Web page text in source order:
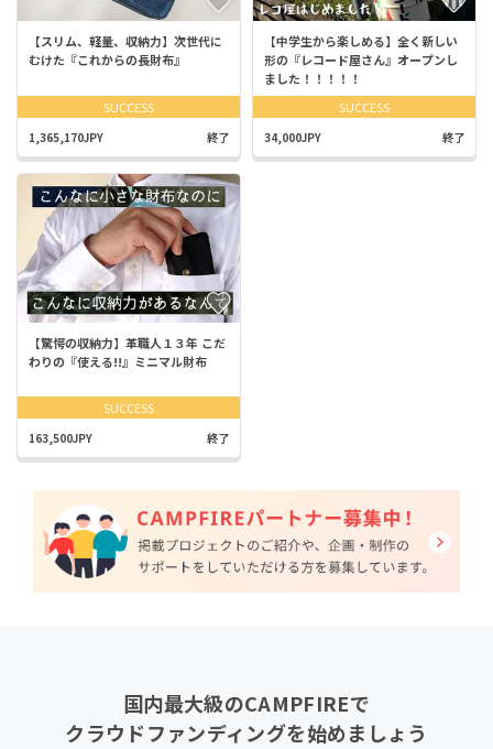
【スリム、軽量、収納力】次世代に
むけた『これからの長財布』
SUCCESS
1,365,170JPY 終了
【中学生から楽しめる】全く新しい
形の『レコード屋さん』オープンし
ました！！！！！
SUCCESS
34,000JPY 終了
【驚愕の収納力】革職人１３年 こだ
わりの『使える!!』ミニマル財布
SUCCESS
163,500JPY 終了
国内最大級のCAMPFIREで
クラウドファンディングを始めましょう